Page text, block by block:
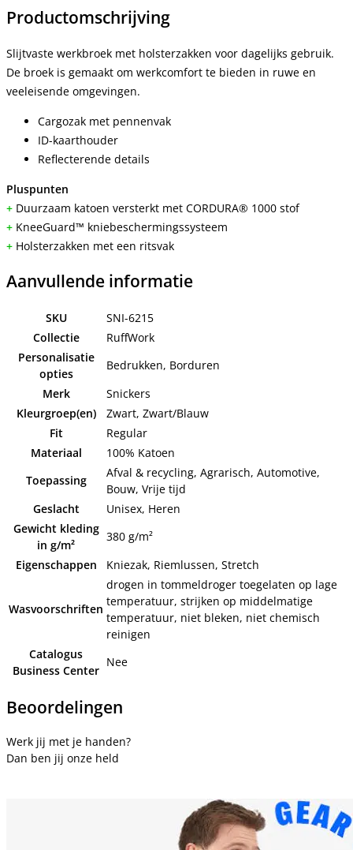
Productomschrijving
Slijtvaste werkbroek met holsterzakken voor dagelijks gebruik.
De broek is gemaakt om werkcomfort te bieden in ruwe en
veeleisende omgevingen.
Cargozak met pennenvak
ID-kaarthouder
Reflecterende details
Pluspunten
+ Duurzaam katoen versterkt met CORDURA® 1000 stof
+ KneeGuard™ kniebeschermingssysteem
+ Holsterzakken met een ritsvak
Aanvullende informatie
SKU
SNI-6215
Collectie
RuffWork
Personalisatie
opties
Bedrukken, Borduren
Merk
Snickers
Kleurgroep(en)
Zwart, Zwart/Blauw
Fit
Regular
Materiaal
100% Katoen
Toepassing
Afval & recycling, Agrarisch, Automotive,
Bouw, Vrije tijd
Geslacht
Unisex, Heren
Gewicht kleding
in g/m²
380 g/m²
Eigenschappen
Kniezak, Riemlussen, Stretch
Wasvoorschriften
drogen in tommeldroger toegelaten op lage
temperatuur, strijken op middelmatige
temperatuur, niet bleken, niet chemisch
reinigen
Catalogus
Business Center
Nee
Beoordelingen
Werk jij met je handen?
Dan ben jij onze held